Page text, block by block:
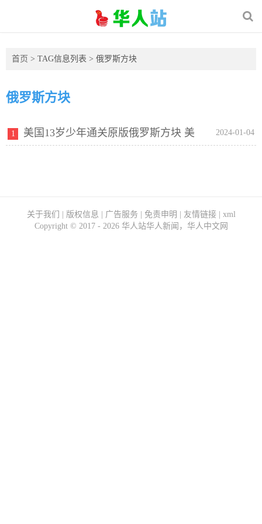
首页 > TAG信息列表 > 俄罗斯方块
俄罗斯方块
2024-01-04
1 美国13岁少年通关原版俄罗斯方块 美
关于我们 版权信息 广告服务 免责申明 友情链接| xml
Copyright © 2017 - 2026 华人站华人新闻，华人中文网